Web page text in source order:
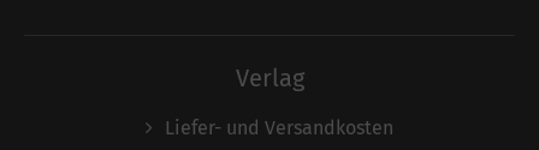
Verlag
Liefer- und Versandkosten